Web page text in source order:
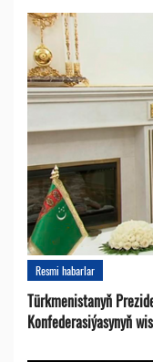
Resmi habarlar
Türkmenistanyň
Konfederasiýasynyň